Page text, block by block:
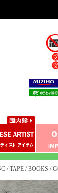
/ TAPE / BOOKS /